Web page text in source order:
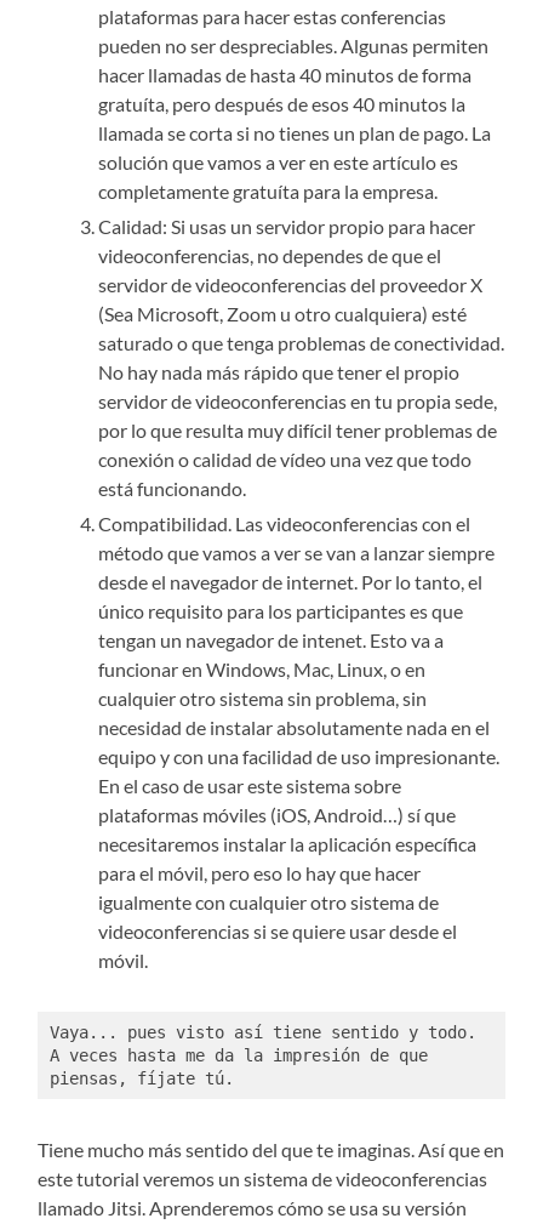
plataformas para hacer estas conferencias
pueden no ser despreciables. Algunas permiten
hacer llamadas de hasta 40 minutos de forma
gratuíta, pero después de esos 40 minutos la
llamada se corta si no tienes un plan de pago. La
solución que vamos a ver en este artículo es
completamente gratuíta para la empresa.
Calidad: Si usas un servidor propio para hacer
videoconferencias, no dependes de que el
servidor de videoconferencias del proveedor X
(Sea Microsoft, Zoom u otro cualquiera) esté
saturado o que tenga problemas de conectividad.
No hay nada más rápido que tener el propio
servidor de videoconferencias en tu propia sede,
por lo que resulta muy difícil tener problemas de
conexión o calidad de vídeo una vez que todo
está funcionando.
Compatibilidad. Las videoconferencias con el
método que vamos a ver se van a lanzar siempre
desde el navegador de internet. Por lo tanto, el
único requisito para los participantes es que
tengan un navegador de intenet. Esto va a
funcionar en Windows, Mac, Linux, o en
cualquier otro sistema sin problema, sin
necesidad de instalar absolutamente nada en el
equipo y con una facilidad de uso impresionante.
En el caso de usar este sistema sobre
plataformas móviles (iOS, Android…) sí que
necesitaremos instalar la aplicación específica
para el móvil, pero eso lo hay que hacer
igualmente con cualquier otro sistema de
videoconferencias si se quiere usar desde el
móvil.
Vaya... pues visto así tiene sentido y todo.
A veces hasta me da la impresión de que
piensas, fíjate tú.
Tiene mucho más sentido del que te imaginas. Así que en
este tutorial veremos un sistema de videoconferencias
llamado Jitsi. Aprenderemos cómo se usa su versión